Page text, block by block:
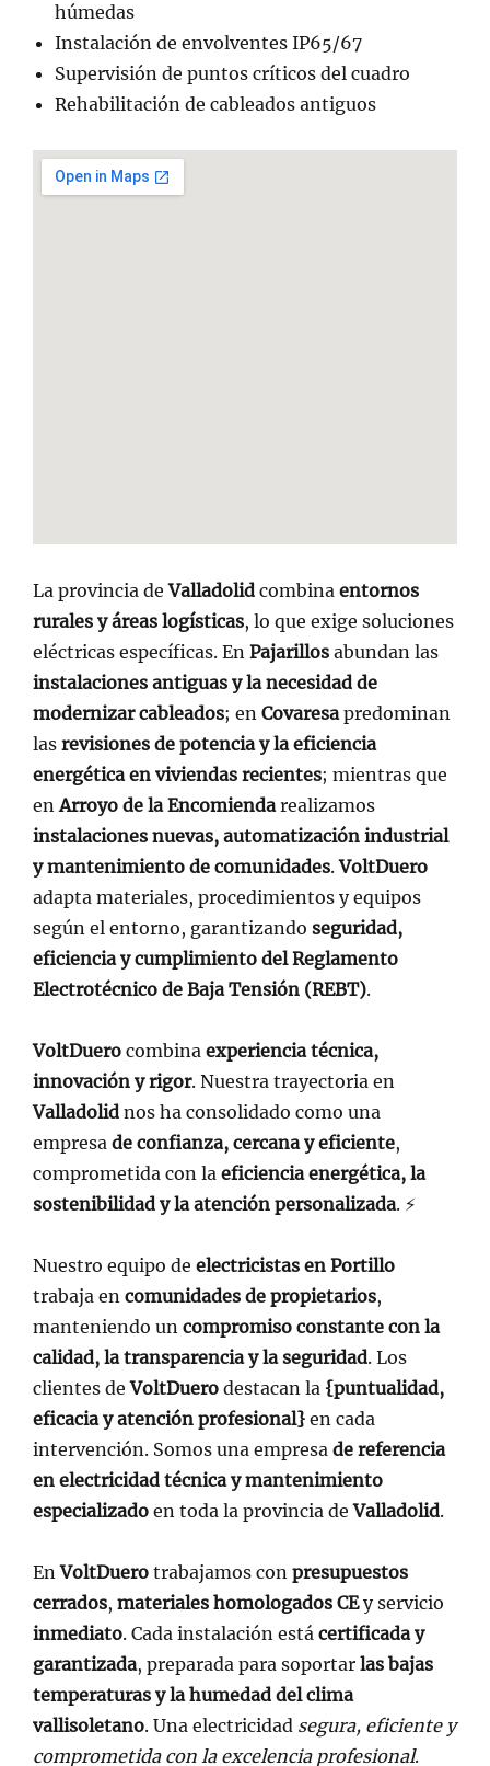
húmedas
Instalación de envolventes IP65/67
Supervisión de puntos críticos del cuadro
Rehabilitación de cableados antiguos
La provincia deValladolid combina entornos
rurales y áreas logísticas, lo que exige soluciones
eléctricas específicas. En Pajarillos abundan las
instalaciones antiguas y la necesidad de
modernizar cableados; en Covaresapredominan
las revisiones de potencia y la eficiencia
energética en viviendas recientes; mientras que
enArroyo de la Encomiendarealizamos
instalaciones nuevas, automatización industrial
y mantenimiento de comunidades.VoltDuero
adapta materiales, procedimientos y equipos
según el entorno, garantizando seguridad,
eficiencia y cumplimiento del Reglamento
Electrotécnico de Baja Tensión (REBT).
VoltDuero combina experiencia técnica,
innovación y rigor. Nuestra trayectoria en
Valladolid nos ha consolidado como una
empresa de confianza, cercana y eficiente,
comprometida con la eficiencia energética, la
sostenibilidad y la atención personalizada. ⚡
Nuestro equipo de electricistas en Portillo
trabaja en comunidades de propietarios,
manteniendo un compromiso constante con la
calidad, la transparencia y la seguridad. Los
clientes deVoltDuero destacan la {puntualidad,
eficacia y atención profesional} en cada
intervención. Somos una empresa de referencia
en electricidad técnica y mantenimiento
especializado en toda la provincia deValladolid.
EnVoltDuero trabajamos con presupuestos
cerrados, materiales homologados CEy servicio
inmediato. Cada instalación está certificada y
garantizada, preparada para soportar las bajas
temperaturas y la humedad del clima
vallisoletano. Una electricidad segura, eficiente y
comprometida con la excelencia profesional.